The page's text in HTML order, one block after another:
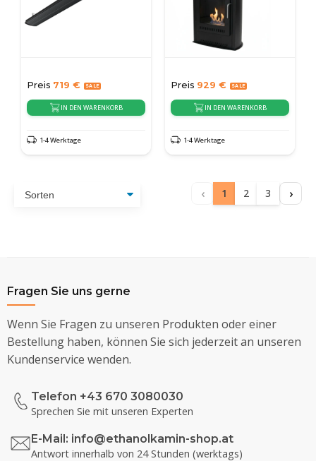
Preis 719 €
IN DEN WARENKORB
1-4 Werktage
Preis 929 €
IN DEN WARENKORB
1-4 Werktage
‹ 1 2 3 ›
Fragen Sie uns gerne
Wenn Sie Fragen zu unseren Produkten oder einer
Bestellung haben, können Sie sich jederzeit an unseren
Kundenservice wenden.
Telefon +43 670 3080030
Sprechen Sie mit unseren Experten
E-Mail: info@ethanolkamin-shop.at
Antwort innerhalb von 24 Stunden (werktags)